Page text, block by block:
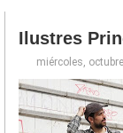
Ilustres
miércoles,